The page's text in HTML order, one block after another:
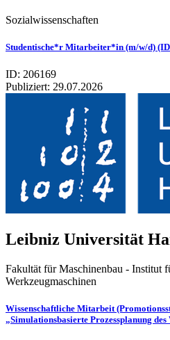
Sozialwissenschaften
Studentische*r Mitarbeiter*in (m/w/d) (ID
ID: 206169
Publiziert: 29.07.2026
Leib­niz Uni­ver­si­tät
Fakultät für Maschinenbau - Institut
Werkzeugmaschinen
Wissenschaftliche Mitarbeit
„Simulationsbasierte Prozessplanung des